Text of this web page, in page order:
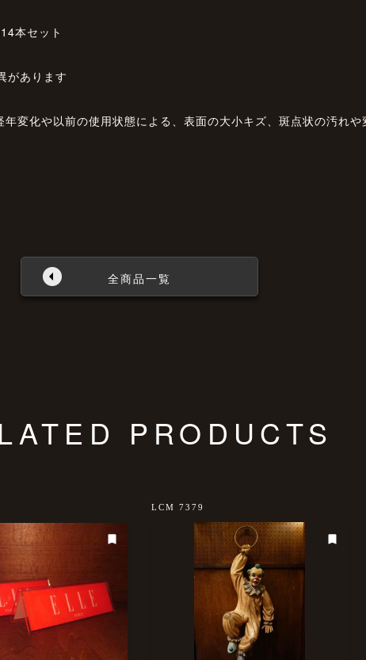
本セット
があります
変化や以前の使用状態による、表面の大小キズ、斑点状の汚れや
全商品一覧
PRODUCTS
LCM 7379